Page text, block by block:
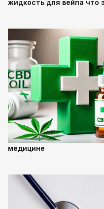
жидкость для вейпа что
медицине